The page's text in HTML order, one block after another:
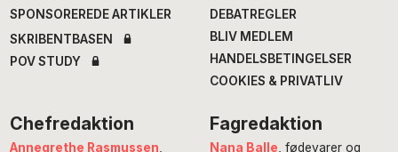
SPONSOREREDE ARTIKLER
SKRIBENTBASEN
POV STUDY
DEBATREGLER
BLIV MEDLEM
HANDELSBETINGELSER
COOKIES & PRIVATLIV
Chefredaktion
Annegrethe Rasmussen,
Fagredaktion
Nana Balle, fødevarer og